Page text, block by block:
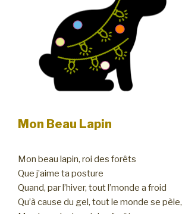
Mon Beau Lapin
Mon beau lapin, roi des forêts
Que j’aime ta posture
Quand, par l’hiver, tout l’monde a froid
Qu’à cause du gel, tout le monde se pèle,